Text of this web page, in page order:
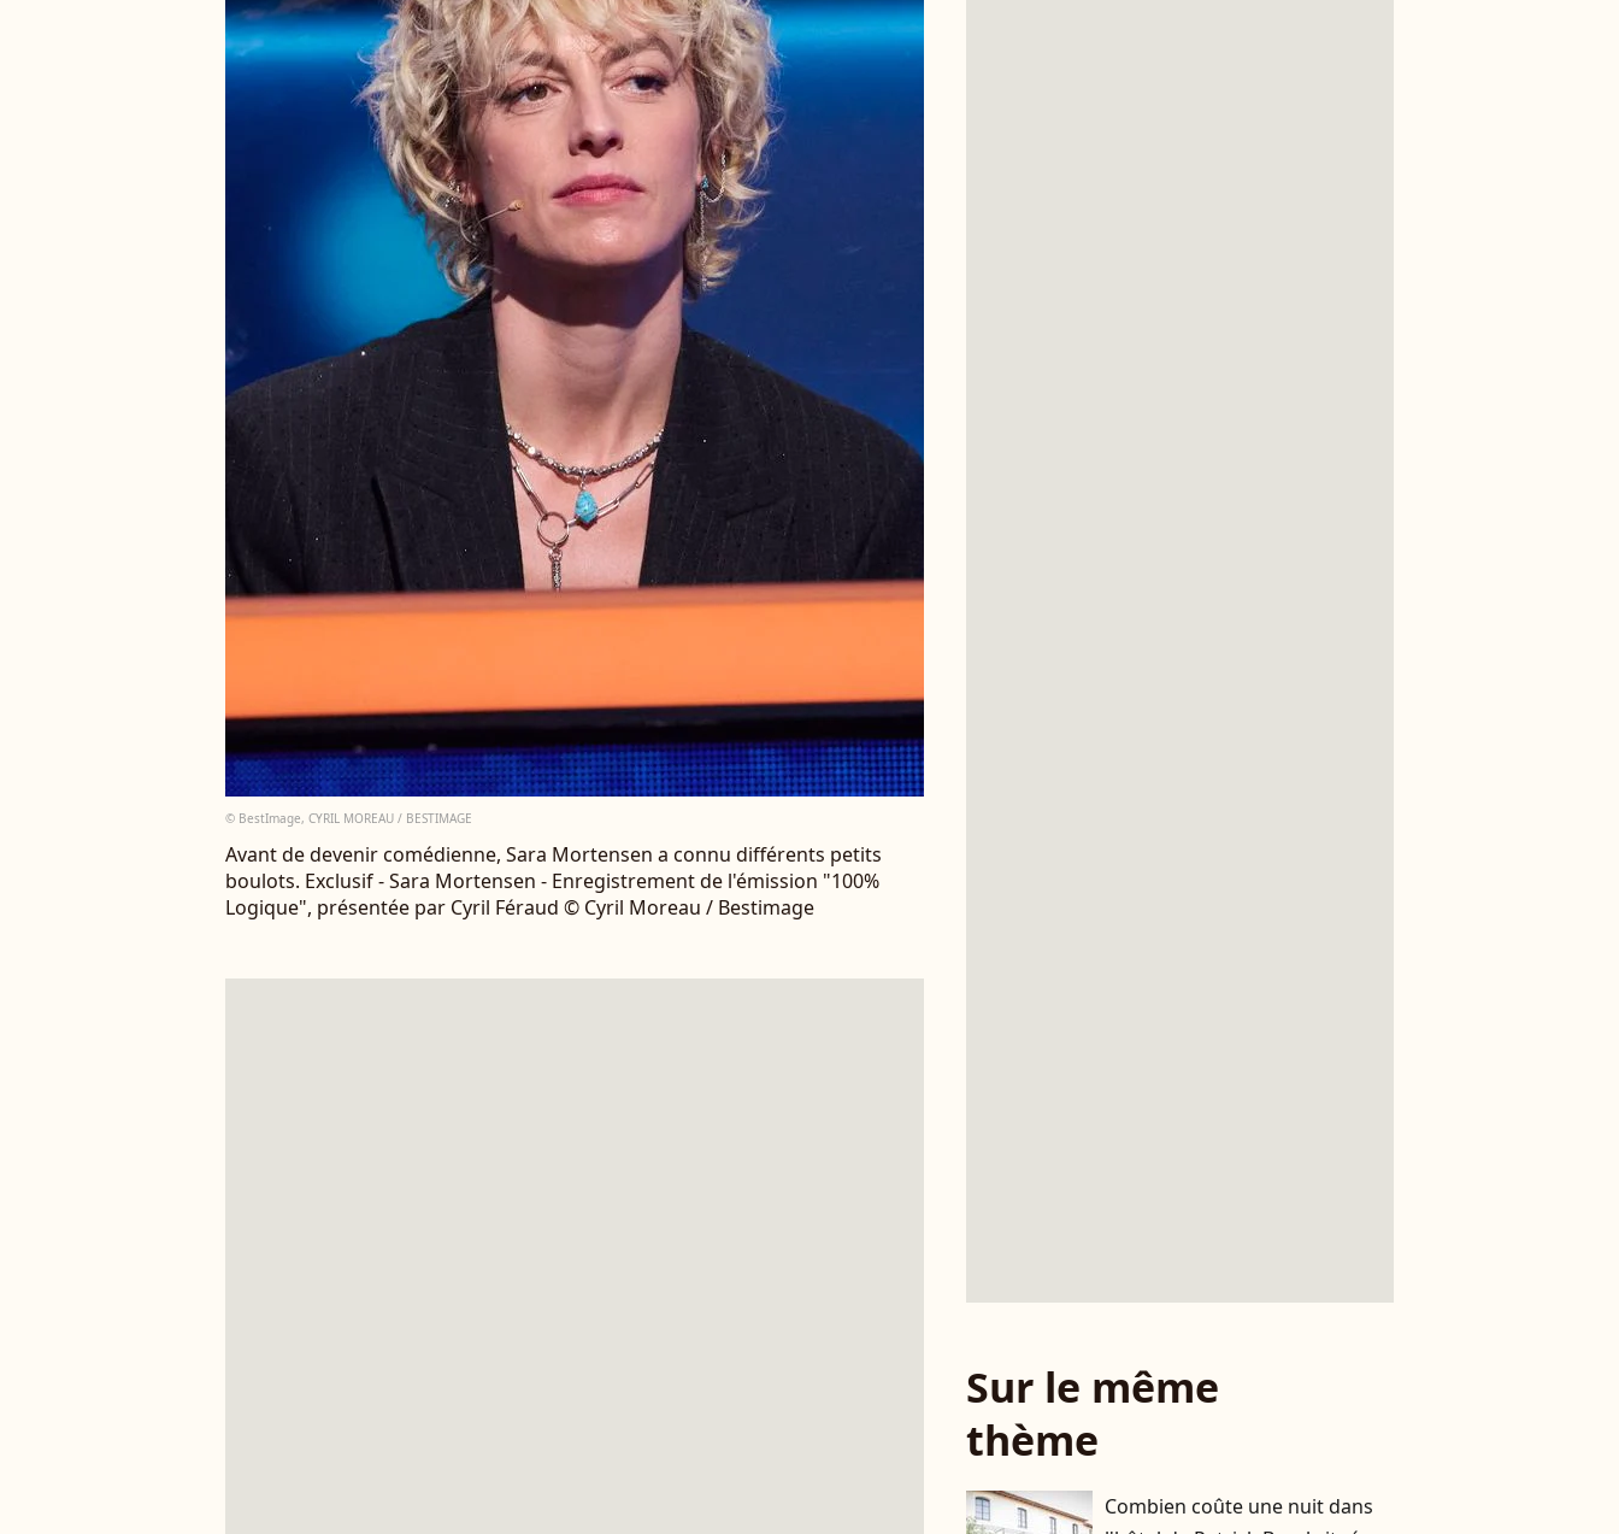
© BestImage, CYRIL MOREAU / BESTIMAGE
Avant de devenir comédienne, Sara Mortensen a connu différents petits
boulots. Exclusif - Sara Mortensen - Enregistrement de l'émission "100%
Logique", présentée par Cyril Féraud © Cyril Moreau / Bestimage
Sur le même
thème
Combien coûte une nuit dans